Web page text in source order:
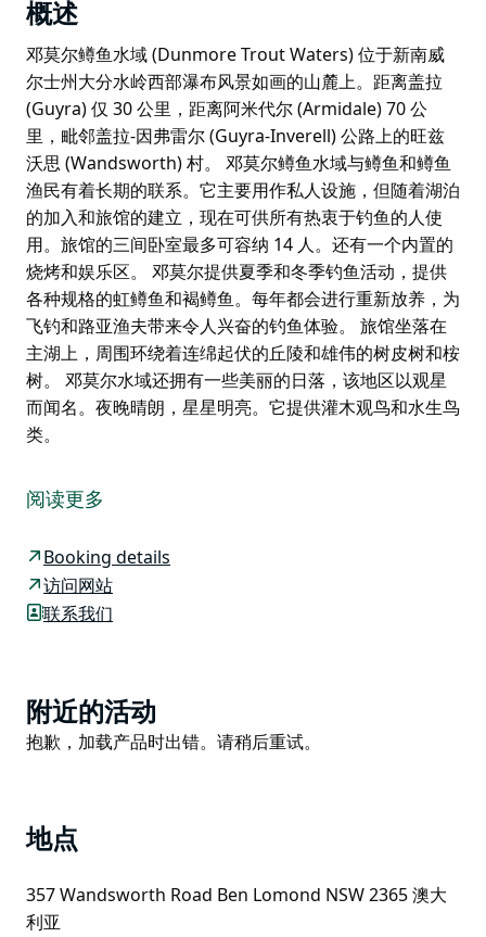
概述
邓莫尔鳟鱼水域 (Dunmore Trout Waters) 位于新南威
尔士州大分水岭西部瀑布风景如画的山麓上。距离盖拉
(Guyra) 仅 30 公里，距离阿米代尔 (Armidale) 70 公
里，毗邻盖拉-因弗雷尔 (Guyra-Inverell) 公路上的旺兹
沃思 (Wandsworth) 村。 邓莫尔鳟鱼水域与鳟鱼和鳟鱼
渔民有着长期的联系。它主要用作私人设施，但随着湖泊
的加入和旅馆的建立，现在可供所有热衷于钓鱼的人使
用。旅馆的三间卧室最多可容纳 14 人。还有一个内置的
烧烤和娱乐区。 邓莫尔提供夏季和冬季钓鱼活动，提供
各种规格的虹鳟鱼和褐鳟鱼。每年都会进行重新放养，为
飞钓和路亚渔夫带来令人兴奋的钓鱼体验。 旅馆坐落在
主湖上，周围环绕着连绵起伏的丘陵和雄伟的树皮树和桉
树。 邓莫尔水域还拥有一些美丽的日落，该地区以观星
而闻名。夜晚晴朗，星星明亮。它提供灌木观鸟和水生鸟
类。
尔士州大分水岭西部瀑布风景如画的山麓上。距离盖拉
(Guyra) 仅 30 公里，距离阿米代尔 (Armidale) 70 公
沃思 (Wandsworth) 村。
邓莫尔鳟鱼水域与鳟鱼和鳟鱼渔民有着长期的联系。它主
邓莫尔提供夏季和冬季钓鱼活动，提供各种规格的虹鳟鱼
和褐鳟鱼。每年都会进行重新放养，为飞钓和路亚渔夫带
旅馆坐落在主湖上，周围环绕着连绵起伏的丘陵和雄伟的
树皮树和桉树。
邓莫尔水域还拥有一些美丽的日落，该地区以观星而闻
名。夜晚晴朗，星星明亮。它提供灌木观鸟和水生鸟类。
阅读更多
Booking details
访问网站
联系我们
Product
List
附近的活动
Product
抱歉，加载产品时出错。请稍后重试。
地点
357 Wandsworth Road Ben Lomond NSW 2365 澳大
利亚